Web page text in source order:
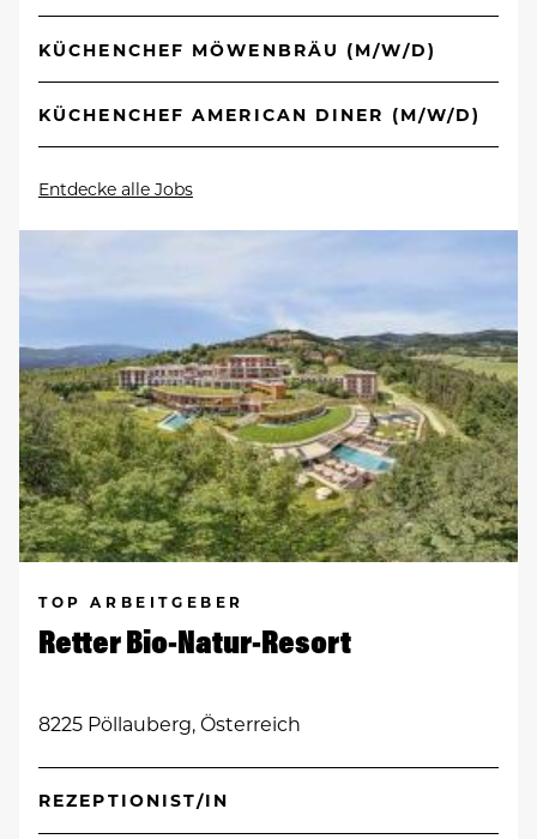
KÜCHENCHEF MÖWENBRÄU (M/W/D)
KÜCHENCHEF AMERICAN DINER (M/W/D)
Entdecke alle Jobs
TOP ARBEITGEBER
Retter Bio-Natur-Resort
8225 Pöllauberg, Österreich
REZEPTIONIST/IN